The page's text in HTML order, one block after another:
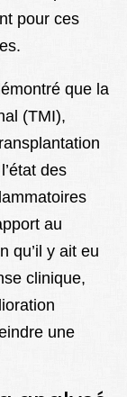
pour ces
que la
(TMI),
des
au
qu’il y ait eu
clinique,
une